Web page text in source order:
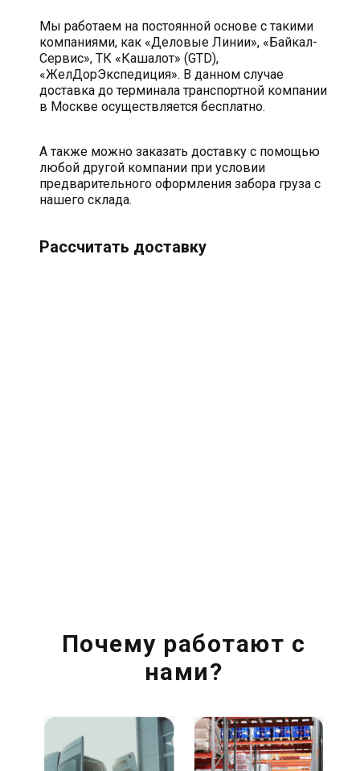
Мы работаем на постоянной основе с такими
компаниями, как «Деловые Линии», «Байкал-
Сервис», ТК «Кашалот» (GTD),
«ЖелДорЭкспедиция». В данном случае
доставка до терминала транспортной компании
в Москве осуществляется бесплатно.
А также можно заказать доставку с помощью
любой другой компании при условии
предварительного оформления забора груза с
нашего склада.
Рассчитать доставку
Почему работают с
нами?